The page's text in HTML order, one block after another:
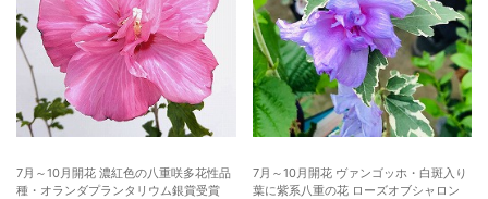
7月～10月開花 濃紅色の八重咲多花性品
種・オランダプランタリウム銀賞受賞
7月～10月開花 ヴァンゴッホ・白斑入り
葉に紫系八重の花 ローズオブシャロン